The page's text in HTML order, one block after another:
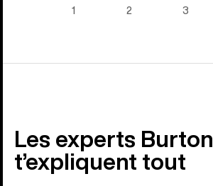
1 2 3
Les experts Burton
t’expliquent tout